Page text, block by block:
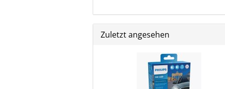
Zuletzt angesehen